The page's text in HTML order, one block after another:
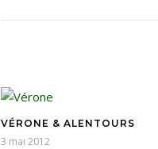
VÉRONE & ALENTOURS
3 mai 2012